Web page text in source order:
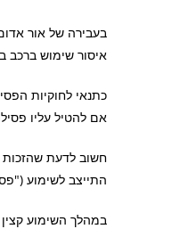
בעבירה של אור
איסור שימוש ברכב
כתנאי לחוקיות
אם להטיל עליו
חשוב לדעת שהזכות
התייצב לשימוע
במהלך השימוע